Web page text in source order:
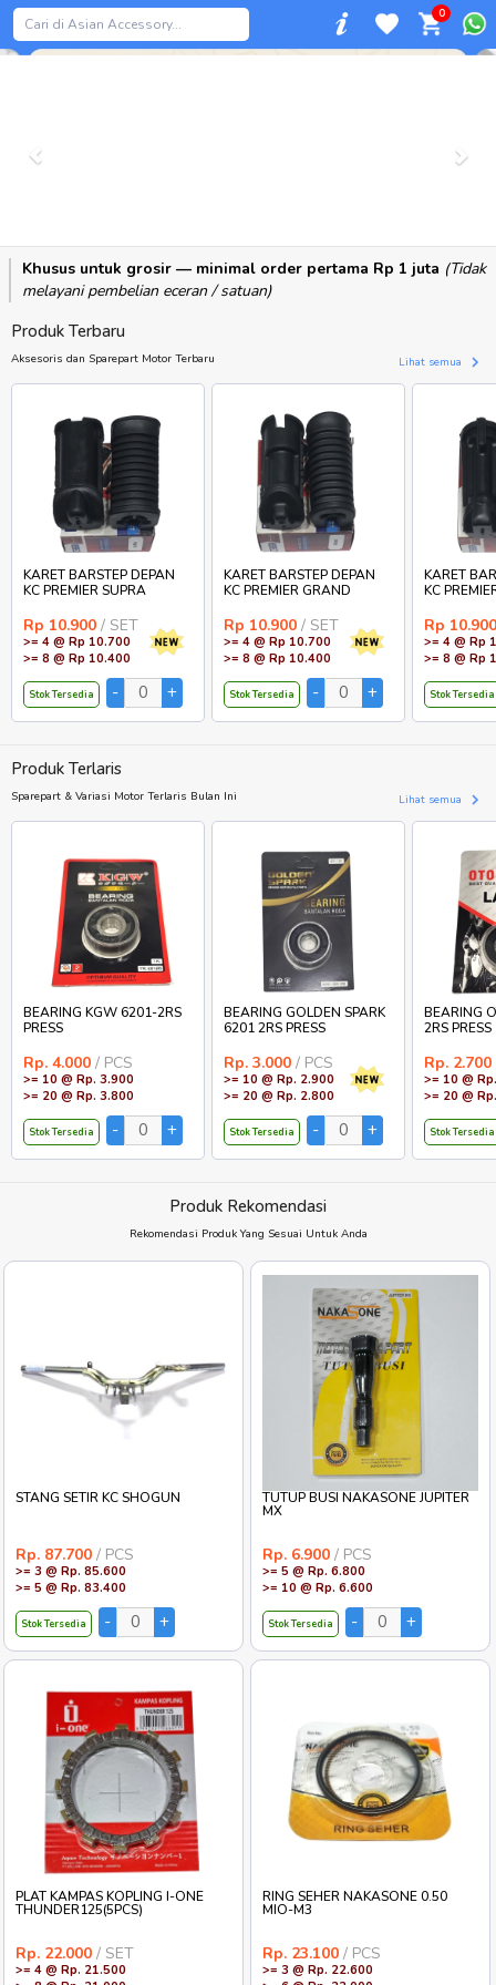
0
Previous
Khusus untuk grosir — minimal order pertama Rp 1 juta (Tidak
melayani pembelian eceran / satuan)
Produk Terbaru
Aksesoris dan Sparepart Motor Terbaru Lihat semua
KARET BARSTEP DEPAN
KC PREMIER SUPRA
Rp 10.900 / SET
>= 4 @ Rp 10.700
>= 8 @ Rp 10.400
Stok Tersedia
KARET BARSTEP DEPAN
KC PREMIER GRAND
Rp 10.900 / SET
>= 4 @ Rp 10.700
>= 8 @ Rp 10.400
Stok Tersedia
KARET
KC
Rp 10.900
>= 4 @ Rp
>= 8 @ Rp
Stok Tersedia
Produk Terlaris
Sparepart & Variasi Motor Terlaris Bulan Ini Lihat semua
BEARING KGW 6201-2RS
PRESS
Rp. 4.000 / PCS
>= 10 @ Rp. 3.900
>= 20 @ Rp. 3.800
Stok Tersedia
BEARING GOLDEN SPARK
6201 2RS PRESS
Rp. 3.000 / PCS
>= 10 @ Rp. 2.900
>= 20 @ Rp. 2.800
Stok Tersedia
BEARING
2RS PRESS
Rp. 2.700
>= 10 @
>= 20 @
Stok Tersedia
Produk Rekomendasi
Rekomendasi Produk Yang Sesuai Untuk Anda
STANG SETIR KC SHOGUN
Rp. 87.700 / PCS
>= 3 @ Rp. 85.600
>= 5 @ Rp. 83.400
Stok Tersedia
TUTUP BUSI NAKASONE JUPITER
MX
Rp. 6.900 / PCS
>= 5 @ Rp. 6.800
>= 10 @ Rp. 6.600
Stok Tersedia
PLAT KAMPAS KOPLING I-ONE
THUNDER125(5PCS)
Rp. 22.000 / SET
>= 4 @ Rp. 21.500
RING SEHER NAKASONE 0.50
MIO-M3
Rp. 23.100 / PCS
>= 3 @ Rp. 22.600